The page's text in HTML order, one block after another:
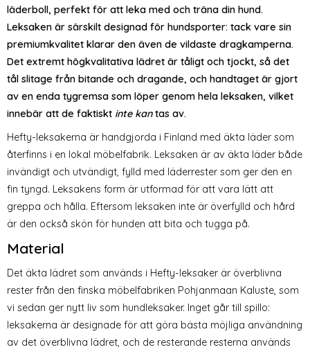
läderboll, perfekt för att leka med och träna din hund.
Leksaken är särskilt designad för hundsporter: tack vare sin
premiumkvalitet klarar den även de vildaste dragkamperna.
Det extremt högkvalitativa lädret är tåligt och tjockt, så det
tål slitage från bitande och dragande, och handtaget är gjort
av en enda tygremsa som löper genom hela leksaken, vilket
innebär att de faktiskt inte kantas av.
Hefty-leksakerna är handgjorda i Finland med äkta läder som
återfinns i en lokal möbelfabrik. Leksaken är av äkta läder både
invändigt och utvändigt, fylld med läderrester som ger den en
fin tyngd. Leksakens form är utformad för att vara lätt att
greppa och hålla. Eftersom leksaken inte är överfylld och hård
är den också skön för hunden att bita och tugga på.
Material
Det äkta lädret som används i Hefty-leksaker är överblivna
rester från den finska möbelfabriken Pohjanmaan Kaluste, som
vi sedan ger nytt liv som hundleksaker. Inget går till spillo:
leksakerna är designade för att göra bästa möjliga användning
av det överblivna lädret, och de resterande resterna används